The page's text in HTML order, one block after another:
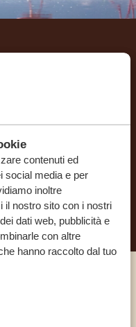
contenuti ed
social media e per
inoltre
il nostro sito con i nostri
dati web, pubblicità e
con altre
hanno raccolto dal tuo
su
E SENZA
DEI TUOI